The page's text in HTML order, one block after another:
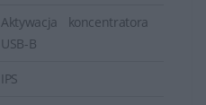
Aktywacja koncentratora
USB-B
IPS